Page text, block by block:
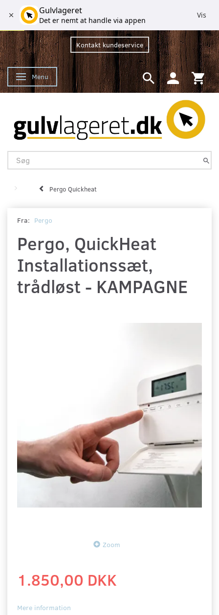
Kontakt kundeservice
Skifte navigation
Menu
Pergo Quickheat
Fra: Pergo
Pergo, QuickHeat
Installationssæt,
trådløst - KAMPAGNE
Zoom
1.850,00 DKK
Mere information
Gulvlageret
Det er nemt at handle via appen
Vis